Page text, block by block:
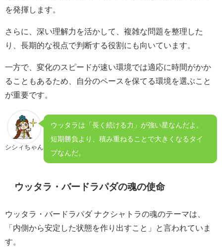
を発揮します。
さらに、深い理解力を活かして、複雑な問題を整理した
り、長期的な視点で判断する役割にも向いています。
一方で、変化のスピードが速い環境では適応に時間がかか
ることもあるため、自分のペースを保てる環境を選ぶこと
が重要です。
シシィちゃん
ウッタラは「長く続ける力」が強い星なんだよ。
短期勝負より、積み重ねることで大きくなるタイ
プなんだ。
ウッタラ・バードラパダの魂の使命
ウッタラ・バードラパダ ナクシャトラの魂のテーマは、
「内側から安定した状態を作り出すこと」と言われていま
す。